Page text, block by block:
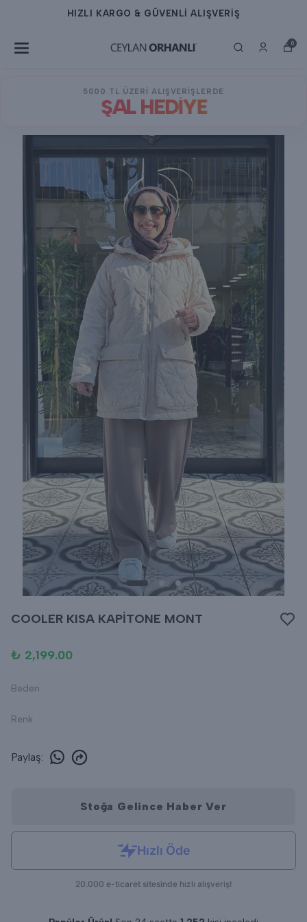
HIZLI KARGO & GÜVENLİ ALIŞVERİŞ
0
5000 TL ÜZERİ ALIŞVERİŞLERDE
ŞAL HEDİYE
COOLER KISA KAPİTONE MONT
₺ 2,199.00
Beden
Renk
Paylaş:
Stoğa Gelince Haber Ver